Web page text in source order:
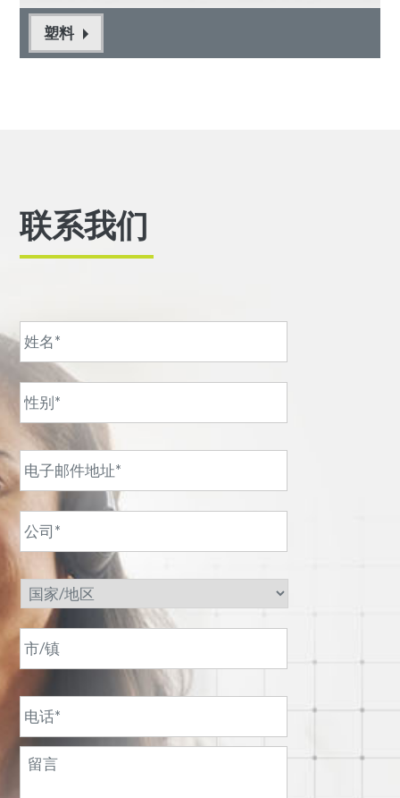
塑料
联系我们
字
*
姓
氏
*
电
子
邮
件
地
址
*
公
司
*
家/
地
区
市/
镇
话
*
邮
件